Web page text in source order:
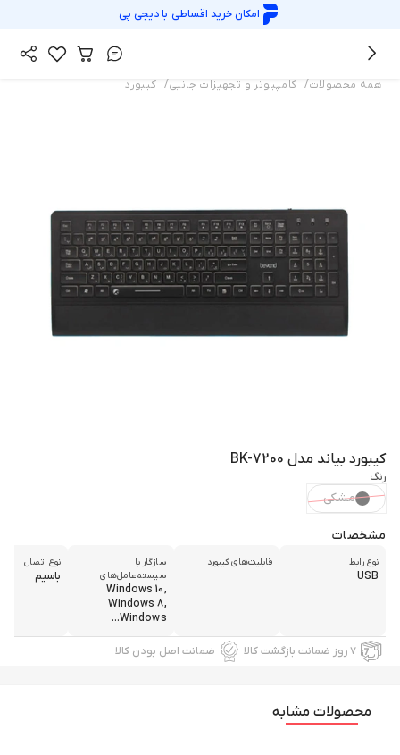
امکان خرید اقساطی بادیجی پی
همه محصولات/ کامپیوتر و تجهیزات جانبی/ کیبورد
کیبورد بیاند مدل BK-7200
رنگ
مشکی
مشخصات
نوع رابط
USB
قابلیت‌های کیبورد
سازگار با
سیستم‌عامل‌های
Windows 10,
Windows 8,
Windows...
نوع اتصال
باسیم
۷ روز ضمانت بازگشت کالا ضمانت اصل بودن کالا
محصولات مشابه